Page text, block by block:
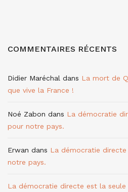
COMMENTAIRES RÉCENTS
Didier Maréchal dans La mort de
que vive la France !
Noé Zabon dans La démocratie
pour notre pays.
Erwan dans La démocratie
notre pays.
La démocratie directe est la